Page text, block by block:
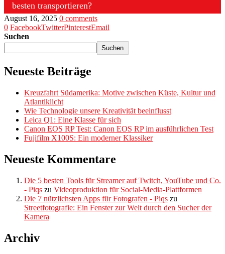
besten transportieren?
August 16, 2025 0 comments
0 FacebookTwitterPinterestEmail
Suchen
Suchen
Neueste Beiträge
Kreuzfahrt Südamerika: Motive zwischen Küste, Kultur und
Atlantiklicht
Wie Technologie unsere Kreativität beeinflusst
Leica Q1: Eine Klasse für sich
Canon EOS RP Test: Canon EOS RP im ausführlichen Test
Fujifilm X100S: Ein moderner Klassiker
Neueste Kommentare
Die 5 besten Tools für Streamer auf Twitch, YouTube und Co.
- Piqs zu Videoproduktion für Social-Media-Plattformen
Die 7 nützlichsten Apps für Fotografen - Piqs zu
Streetfotografie: Ein Fenster zur Welt durch den Sucher der
Kamera
Archiv